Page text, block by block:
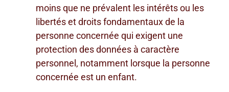
moins que ne prévalent les intérêts ou les
libertés et droits fondamentaux de la
personne concernée qui exigent une
protection des données à caractère
personnel, notamment lorsque la personne
concernée est un enfant.